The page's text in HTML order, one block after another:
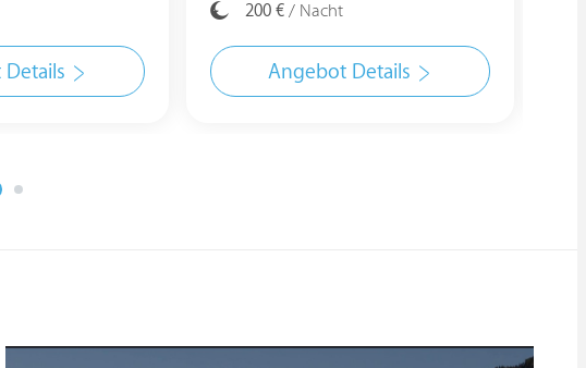
200 € / Nacht
Angebot Details